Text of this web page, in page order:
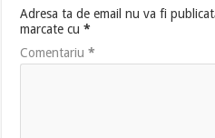
Adresa ta de email nu va fi
marcate cu*
Comentariu*